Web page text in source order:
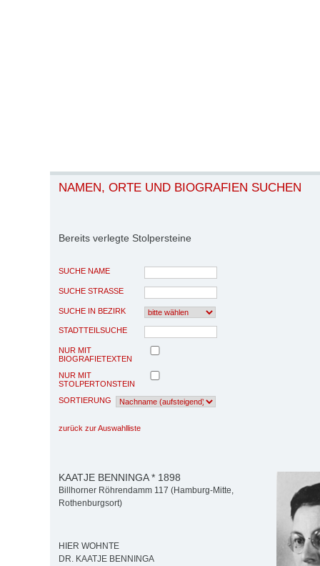
NAMEN, ORTE UND BIOGRAFIEN SUCHEN
Bereits verlegte Stolpersteine
SUCHE NAME
SUCHE STRASSE
SUCHE IN BEZIRK
STADTTEILSUCHE
NUR MIT
BIOGRAFIETEXTEN
NUR MIT
STOLPERTONSTEIN
SORTIERUNG
zurück zur Auswahlliste
KAATJE BENNINGA * 1898
Billhorner Röhrendamm 117 (Hamburg-Mitte,
Rothenburgsort)
HIER WOHNTE
DR. KAATJE BENNINGA